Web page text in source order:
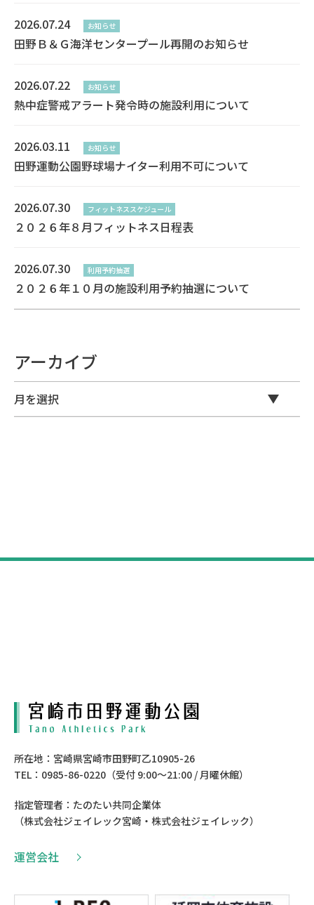
2026.07.24 お知らせ
田野Ｂ＆Ｇ海洋センタープール再開のお知らせ
2026.07.22 お知らせ
熱中症警戒アラート発令時の施設利用について
2026.03.11 お知らせ
田野運動公園野球場ナイター利用不可について
2026.07.30 フィットネススケジュール
２０２６年８月フィットネス日程表
2026.07.30 利用予約抽選
２０２６年１０月の施設利用予約抽選について
アーカイブ
所在地：宮崎県宮崎市田野町乙10905-26
TEL：0985-86-0220（受付 9:00〜21:00 / 月曜休館）
指定管理者：たのたい共同企業体
（株式会社ジェイレック宮崎・株式会社ジェイレック）
運営会社